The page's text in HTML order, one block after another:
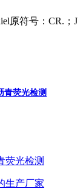
原符号：CR.；J
青荧光检测
荧光检测
生产厂家